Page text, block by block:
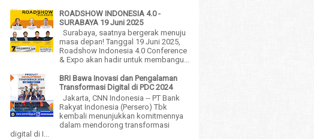
ROADSHOW INDONESIA 4.0 -
SURABAYA 19 Juni 2025
Surabaya, saatnya bergerak menuju
masa depan! Tanggal 19 Juni 2025,
Roadshow Indonesia 4.0 Conference
& Expo akan hadir untuk membangu...
BRI Bawa Inovasi dan Pengalaman
Transformasi Digital di PDC 2024
Jakarta, CNN Indonesia -- PT Bank
Rakyat Indonesia (Persero) Tbk
kembali menunjukkan komitmennya
dalam mendorong transformasi
digital di I...